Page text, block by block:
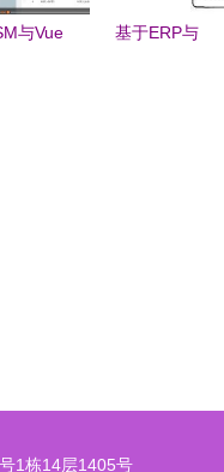
与Vue
基于ERP与
1栋14层1405号